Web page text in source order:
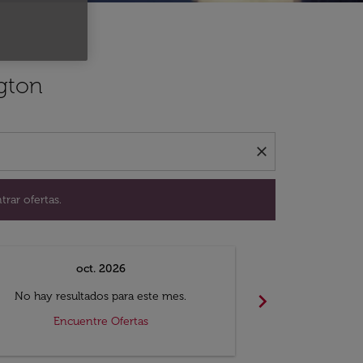
close
ofertas.
para encontrar ofertas.
oct. 2026
No hay resultados para este mes.
Encuentre Ofertas
chevron_right